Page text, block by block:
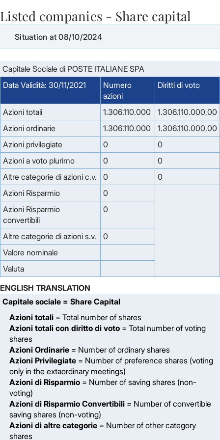
Skip to Main Content
Listed companies - Share capital
Situation at 08/10/2024
Capitale Sociale di POSTE ITALIANE SPA
Data Validità: 30/11/2021
Numero
azioni
Diritti di voto
Azioni totali 1.306.110.000
1.306.110.000,00
Azioni ordinarie
1.306.110.000
1.306.110.000,00
Azioni privilegiate
0
0
Azioni a voto plurimo
0
0
Altre categorie di azioni c.v.
0
0
Azioni Risparmio
0
Azioni Risparmio
convertibili
0
Altre categorie di azioni s.v.
0
Valore nominale
Valuta
ENGLISH TRANSLATION
Capitale sociale = Share Capital
Azioni totali = Total number of shares
Azioni totali con diritto di voto = Total number of voting
shares
Azioni Ordinarie = Number of ordinary shares
Azioni Privilegiate = Number of preference shares (voting
only in the extaordinary meetings)
Azioni di Risparmio = Number of saving shares (non-
voting)
Azioni di Risparmio Convertibili = Number of convertible
saving shares (non-voting)
Azioni di altre categorie = Number of other category
shares